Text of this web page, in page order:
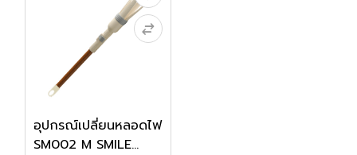
อุปกรณ์เปลี่ยนหลอดไฟ
SM002 M SMILE...